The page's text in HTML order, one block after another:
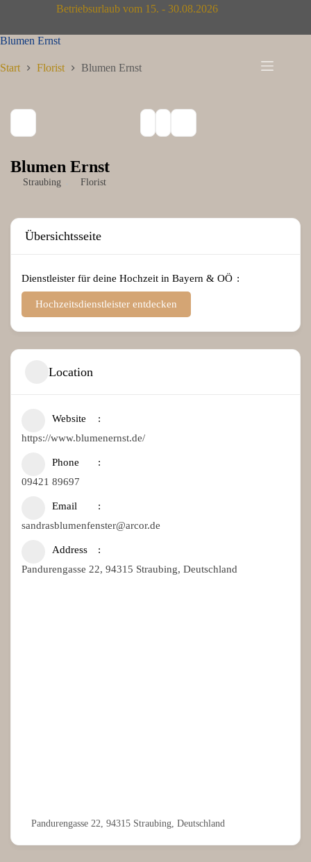
Betriebsurlaub vom 15. - 30.08.2026
Blumen Ernst
Start Florist Blumen Ernst
Blumen Ernst
Straubing Florist
Übersichtsseite
Dienstleister für deine Hochzeit in Bayern & OÖ
Hochzeitsdienstleister entdecken
Location
Website
https://www.blumenernst.de/
Phone
09421 89697
Email
sandrasblumenfenster@arcor.de
Address
Pandurengasse 22, 94315 Straubing, Deutschland
Pandurengasse 22, 94315 Straubing, Deutschland